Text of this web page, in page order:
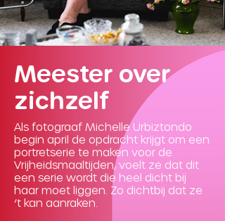
Meester over
zichzelf
Als fotograaf Michelle Urbiztondo
begin april de opdracht krijgt om een
portretserie te maken voor de
Vrijheidsmaaltijden, voelt ze dat dit
een serie wordt die heel dicht bij
haar moet liggen. Zo dichtbij dat ze
‘t kan aanraken.